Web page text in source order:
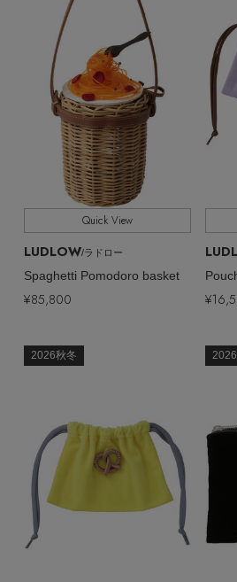
ポーチ
チャーム・ストラップ
その他(傘・ハンカチ・時計な
HOT STYLE
EDITOR'S CLOSET
メルマガ PICKUP
PERSONAL COLOR
エディター厳選ギフト
Quick View
LUDLOW/ラドロー
Spaghetti Pomodoro basket
¥85,800
2026秋冬